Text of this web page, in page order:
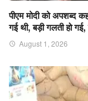
पीएम मोदी को अपशब्द
गई थी, बड़ी गलती हो
August 1, 2026